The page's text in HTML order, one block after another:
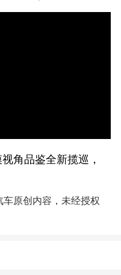
角品鉴全新揽巡，
原创内容，未经授权